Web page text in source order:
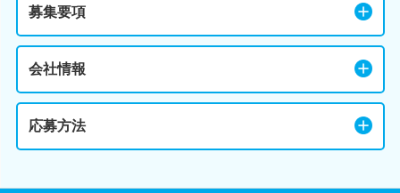
募集要項
会社情報
応募方法